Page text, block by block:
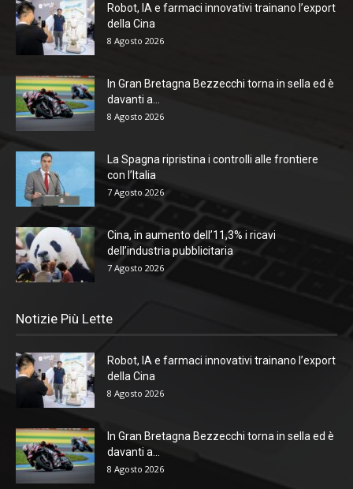
Robot, IA e farmaci innovativi trainano l’export
della Cina
8 Agosto 2026
In Gran Bretagna Bezzecchi torna in sella ed è
davanti a...
8 Agosto 2026
La Spagna ripristina i controlli alle frontiere
con l’Italia
7 Agosto 2026
Cina, in aumento dell’11,3% i ricavi
dell’industria pubblicitaria
7 Agosto 2026
Notizie Più Lette
Robot, IA e farmaci innovativi trainano l’export
della Cina
8 Agosto 2026
In Gran Bretagna Bezzecchi torna in sella ed è
davanti a...
8 Agosto 2026